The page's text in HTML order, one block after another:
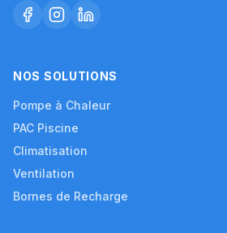
NOS SOLUTIONS
Pompe à Chaleur
PAC Piscine
Climatisation
Ventilation
Bornes de Recharge